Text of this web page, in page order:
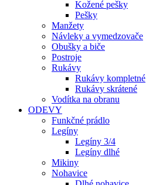
Kožené pešky
Pešky
Manžety
Návleky a vymedzovače
Obušky a biče
Postroje
Rukávy
Rukávy kompletné
Rukávy skrátené
Vodítka na obranu
ODEVY
Funkčné prádlo
Legíny
Legíny 3/4
Legíny dlhé
Mikiny
Nohavice